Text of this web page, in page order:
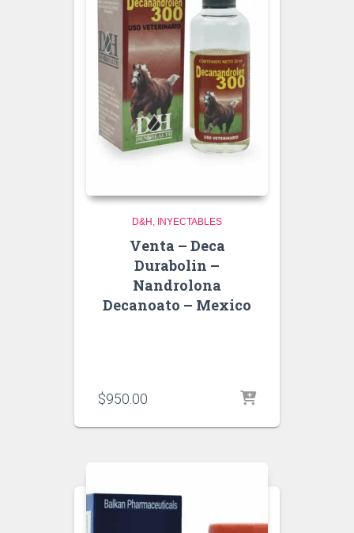
D&H INYECTABLES
Venta – Deca
Durabolin –
Nandrolona
Decanoato – Mexico
$950.00